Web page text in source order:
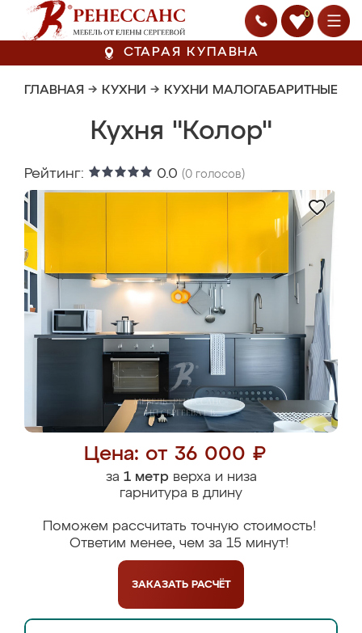
0
СТАРАЯ КУПАВНА
ГЛАВНАЯ → КУХНИ → КУХНИ МАЛОГАБАРИТНЫЕ
Кухня "Колор"
Рейтинг: 0.0 (0 голосов)
Цена: от 36 000 ₽
за 1 метрверха и низа
гарнитура в длину
Поможем рассчитать точную стоимость!
Ответим менее, чем за 15 минут!
ЗАКАЗАТЬ РАСЧЁТ